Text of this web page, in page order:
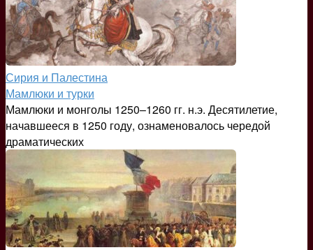
Сирия и Палестина
Мамлюки и турки
Мамлюки и монголы 1250–1260 гг. н.э. Десятилетие,
начавшееся в 1250 году, ознаменовалось чередой
драматических